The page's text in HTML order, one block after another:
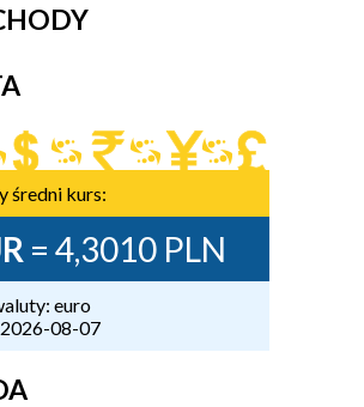
średni kurs:
= 4,3010 PLN
euro
2026-08-07